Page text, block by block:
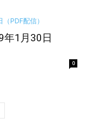
1月30日
0